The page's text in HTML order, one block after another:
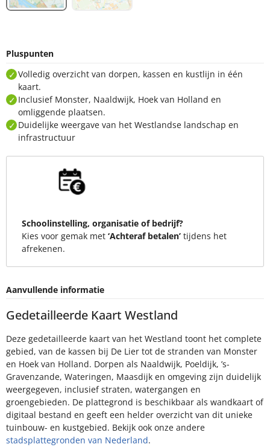
Pluspunten
Volledig overzicht van dorpen, kassen en kustlijn in één
kaart.
Inclusief Monster, Naaldwijk, Hoek van Holland en
omliggende plaatsen.
Duidelijke weergave van het Westlandse landschap en
infrastructuur
Schoolinstelling, organisatie of bedrijf?
Kies voor gemak met ‘Achteraf betalen’ tijdens het
afrekenen.
Aanvullende informatie
Gedetailleerde Kaart Westland
Deze gedetailleerde kaart van het Westland toont het complete
gebied, van de kassen bij De Lier tot de stranden van Monster
en Hoek van Holland. Dorpen als Naaldwijk, Poeldijk, ’s-
Gravenzande, Wateringen, Maasdijk en omgeving zijn duidelijk
weergegeven, inclusief straten, watergangen en
groengebieden. De plattegrond is beschikbaar als wandkaart of
digitaal bestand en geeft een helder overzicht van dit unieke
tuinbouw- en kustgebied. Bekijk ook onze andere
stadsplattegronden van Nederland.